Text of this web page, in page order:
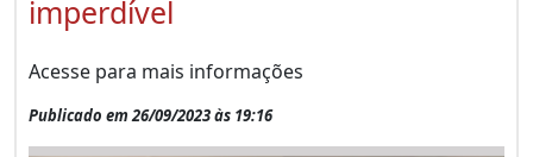
imperdível
Acesse para mais informações
Publicado em 26/09/2023 às 19:16